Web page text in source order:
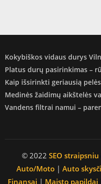
Kokybiškos vidaus durys
Platus durų pasirinkimas –
Kaip išsirinkti geriausią
Medinės žaidimų aikštelės
Vandens filtrai namui –
© 2022 SEO
Auto/Moto | Auto
Finansai | Maisto papildai